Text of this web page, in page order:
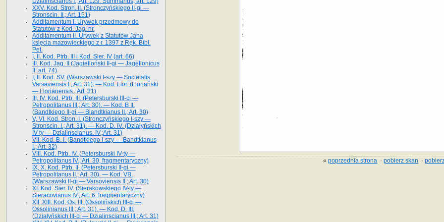
«poprzednia strona ·pobierz skan ·
XXV. Kod. Stron. II. (Stronczyńskiego II-gi —
Stronscin. II.; Art. 151)
Additamentum I. Urywek przedmowy do
Statutów z Kod. Jag. nr.
Additamentum II. Urywek z Statutów Jana
księcia mazowieckiego z r. 1397 z Ręk. Bibl.
Pet.
I, II. Kod. Ptrb. III i Kod. Sier. IV (art. 66)
III. Kod. Jag. II (Jagielloński II-gi — Jagellonicus
II; art. 74)
I, II. Kod. SV. (Warszawski I-szy — Societatis
Varsaviensis I.; Art. 31). — Kod. Flor. (Florjański
— Florianensis.; Art. 31)
III, IV. Kod. Ptrb. III. (Petersburski III-ci —
Petropolitanus III.; Art. 30). — Kod. B II.
(Bandtkiego II-gi — Biandtkianus II.; Art. 30)
V, VI. Kod. Stron. I. (Stronczyńskiego l-szy —
Stronscin. I.; Art. 31). — Kod. D. IV. (Działyńskich
IV-ty — Dzialinscianus. IV.;Art. 31)
VII. Kod. B. I. (Bandtkiego I-szy — Bandtkianus
I.; Art. 32)
VIII. Kod. Ptrb. IV. (Petersburski IV-ty —
Petropolitanus IV.; Art. 30, fragmentaryczny)
IX, X. Kod. Ptrb. II. (Petersburski II-gi —
Petropolitanus II.; Art. 30). — Kod. VB.
(Warszawski II-gi — Varsoviensis II.; Art. 30)
XI. Kod. Sier. IV. (Sierakowskiego IV-ty —
Sieracovianus IV.; Art. 6, fragmentaryczny)
XII, XIII. Kod. Os. III. (Ossolińskich III-ci —
Ossolinianus III.; Art. 31). — Kod, D. III.
(Działyńskich III-ci — Dzialinscianus III.; Art. 31)